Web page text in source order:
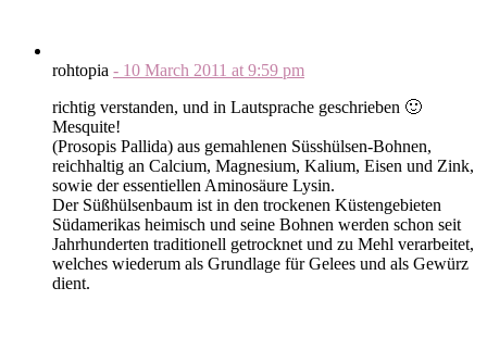
rohtopia - 10 March 2011 at 9:59 pm
richtig verstanden, und in Lautsprache geschrieben 🙂
Mesquite!
(Prosopis Pallida) aus gemahlenen Süsshülsen-Bohnen,
reichhaltig an Calcium, Magnesium, Kalium, Eisen und Zink,
sowie der essentiellen Aminosäure Lysin.
Der Süßhülsenbaum ist in den trockenen Küstengebieten
Südamerikas heimisch und seine Bohnen werden schon seit
Jahrhunderten traditionell getrocknet und zu Mehl verarbeitet,
welches wiederum als Grundlage für Gelees und als Gewürz
dient.